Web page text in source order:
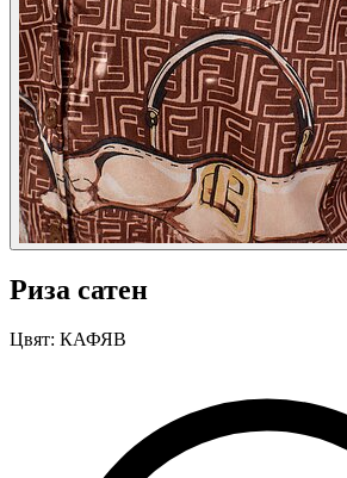
Риза сатен
Цвят: КАФЯВ